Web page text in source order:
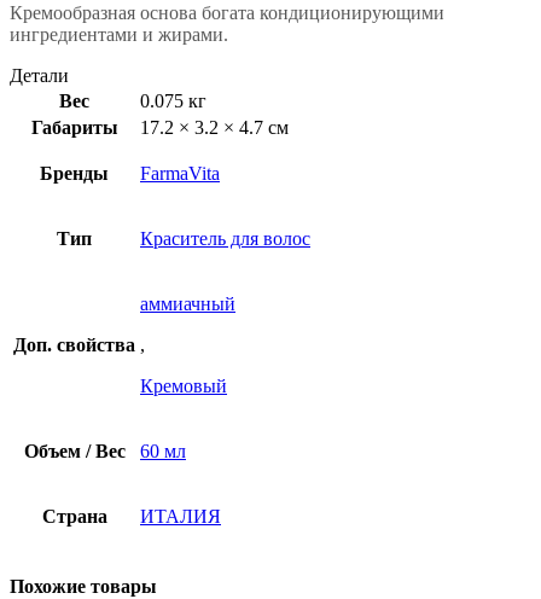
Кремообразная основа богата кондиционирующими
ингредиентами и жирами.
Детали
Вес
0.075 кг
Габариты
17.2 × 3.2 × 4.7 см
Бренды FarmaVita
Тип Краситель для волос
Доп. свойства
аммиачный
,
Кремовый
Объем / Вес 60 мл
Страна ИТАЛИЯ
Похожие товары